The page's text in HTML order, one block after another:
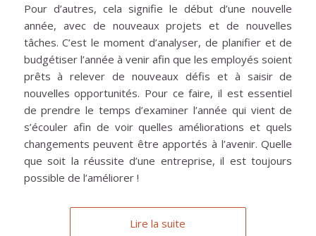
Pour d’autres, cela signifie le début d’une nouvelle
année, avec de nouveaux projets et de nouvelles
tâches. C’est le moment d’analyser, de planifier et de
budgétiser l’année à venir afin que les employés soient
prêts à relever de nouveaux défis et à saisir de
nouvelles opportunités. Pour ce faire, il est essentiel
de prendre le temps d’examiner l’année qui vient de
s’écouler afin de voir quelles améliorations et quels
changements peuvent être apportés à l’avenir. Quelle
que soit la réussite d’une entreprise, il est toujours
possible de l’améliorer !
Lire la suite